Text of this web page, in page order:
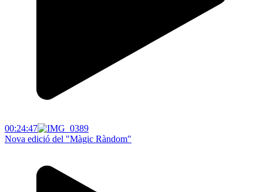
00:24:47
Nova edició del "Màgic Ràndom"